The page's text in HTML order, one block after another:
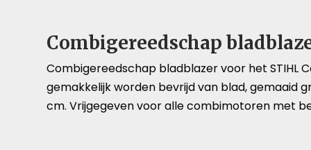
Combigereedschap
Combigereedschap bladblazer voor het STIHL
gemakkelijk worden bevrijd van blad, gemaaid
cm. Vrijgegeven voor alle combimotoren met